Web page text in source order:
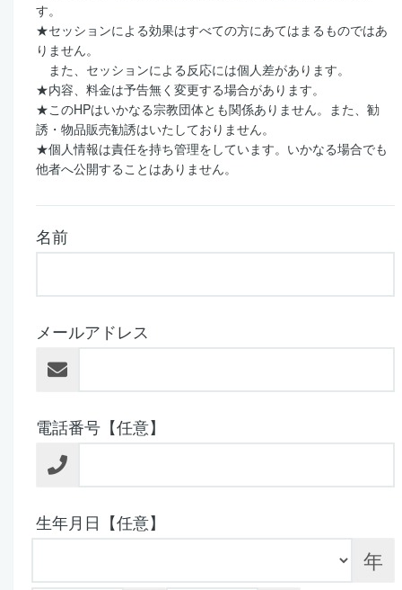
す。
★セッションによる効果はすべての方にあてはまるものではあ
りません。
また、セッションによる反応には個人差があります。
★内容、料金は予告無く変更する場合があります。
★このHPはいかなる宗教団体とも関係ありません。また、勧
誘・物品販売勧誘はいたしておりません。
★個人情報は責任を持ち管理をしています。いかなる場合でも
他者へ公開することはありません。
名前
メールアドレス
電話番号【任意】
生年月日【任意】
年